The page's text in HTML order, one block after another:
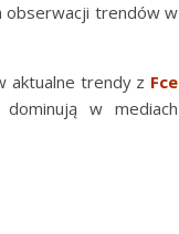
obserwacji trendów w
aktualne trendy z Fce
w mediach